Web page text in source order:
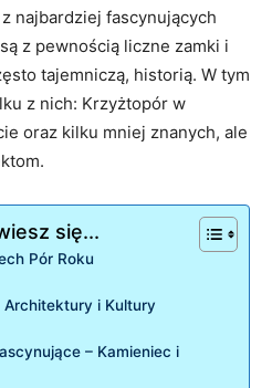
najbardziej fascynujących
z pewnością liczne zamki i
tajemniczą, historią. W tym
z nich: Krzyżtopór w
oraz kilku mniej znanych, ale
się...
Pór Roku
Architektury i Kultury
– Kamieniec i